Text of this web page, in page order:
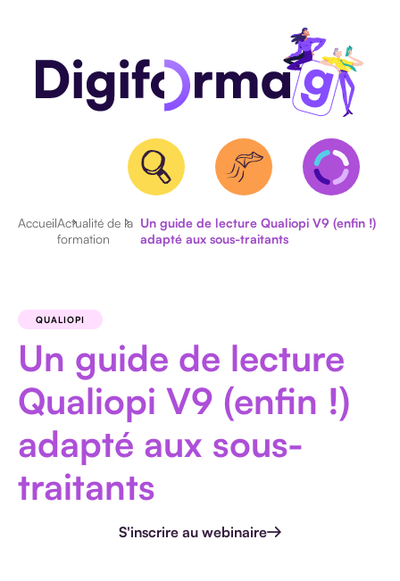
CERTIFICATION
HANDICAP
AccueilActualité de la
formation
Un guide de lecture Qualiopi V9 (enfin !)
adapté aux sous-traitants
QUALIOPI
Un guide de lecture
Qualiopi V9 (enfin !)
adapté aux sous-
traitants
S'inscrire au webinaire